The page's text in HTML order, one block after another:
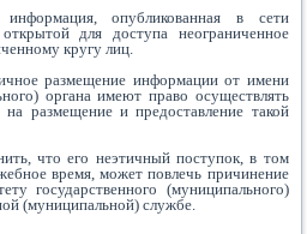
опубликованная в сети
для доступа неограниченное
кругу лиц.
размещение информации от имени
органа имеют право осуществлять
размещение и предоставление такой
что его неэтичный поступок, в том
время, может повлечь причинение
государственного (муниципального)
(муниципальной) службе.